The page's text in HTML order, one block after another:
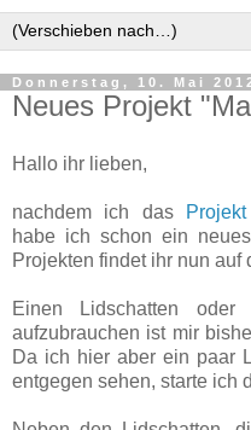
Donnerstag, 10. Mai
Neues Projekt
Hallo ihr lieben,
nachdem ich das
habe ich schon ein
Projekten findet ihr nun auf
Einen Lidschatten oder
aufzubrauchen ist mir
Da ich hier aber ein paar
entgegen sehen, starte ich